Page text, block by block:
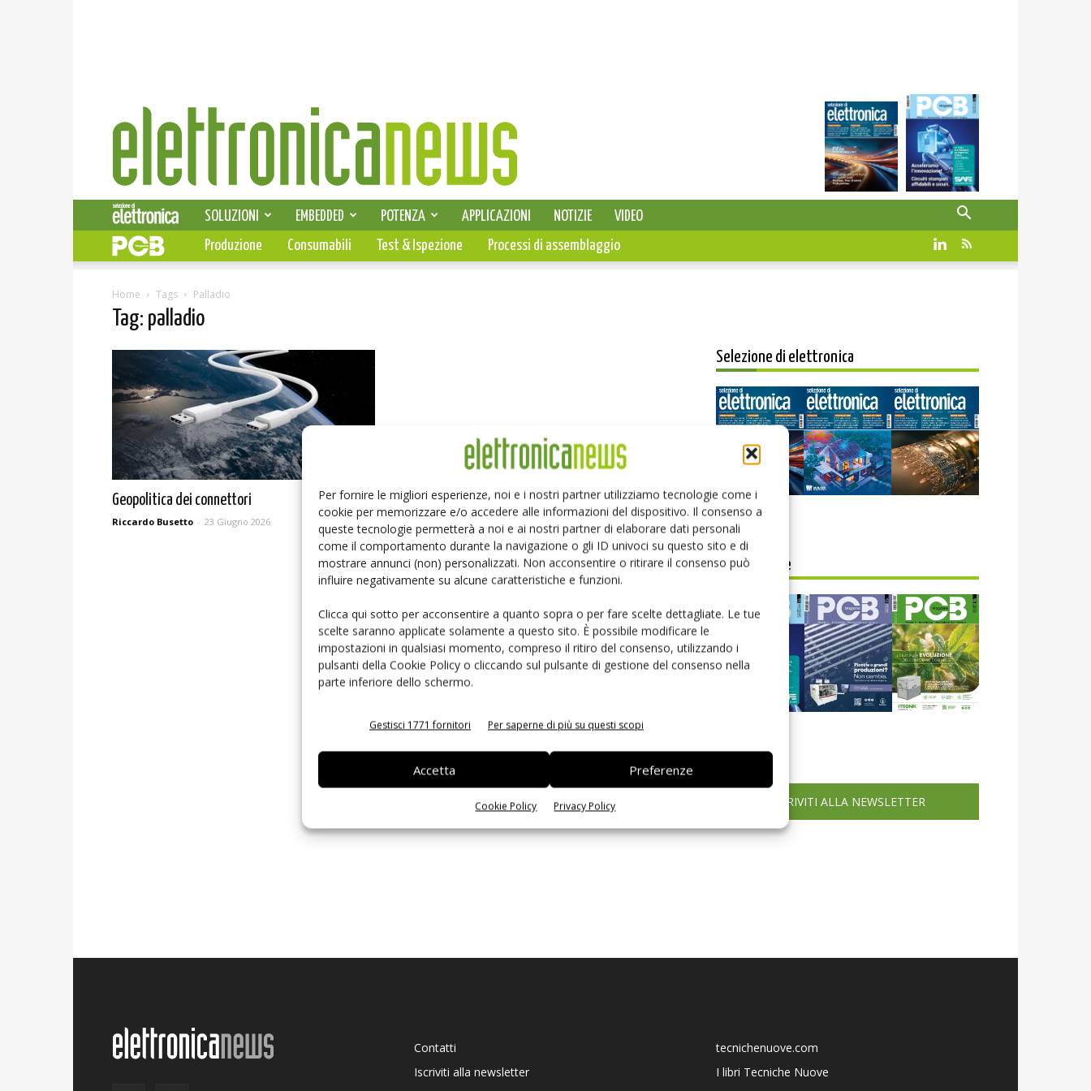
Per fornire le migliori esperienze, noi e i nostri partner utilizziamo tecnologie come i
cookie per memorizzare e/o accedere alle informazioni del dispositivo. Il consenso a
queste tecnologie permetterà a noi e ai nostri partner di elaborare dati personali
come il comportamento durante la navigazione o gli ID univoci su questo sito e di
mostrare annunci (non) personalizzati. Non acconsentire o ritirare il consenso può
influire negativamente su alcune caratteristiche e funzioni.
Clicca qui sotto per acconsentire a quanto sopra o per fare scelte dettagliate. Le tue
scelte saranno applicate solamente a questo sito. È possibile modificare le
impostazioni in qualsiasi momento, compreso il ritiro del consenso, utilizzando i
pulsanti della Cookie Policy o cliccando sul pulsante di gestione del consenso nella
parte inferiore dello schermo.
Gestisci 1771 fornitori Per saperne di più su questi scopi
Accetta Preferenze
Cookie Policy Privacy Policy
Elettronica
News
SELEZIONE DI ELETTRONICA
SOLUZIONI EMBEDDED POTENZA APPLICAZIONI NOTIZIE
VIDEO
PCB
Produzione Consumabili Test & Ispezione Processi di assemblaggio
Home Tags Palladio
Tag: palladio
Geopolitica dei connettori
Riccardo Busetto - 23 Giugno 2026
Selezione di elettronica
Edicola web
PCB Magazine
ISCRIVITI ALLA NEWSLETTER
Contatti
Iscriviti alla newsletter
tecnichenuove.com
I libri Tecniche Nuove